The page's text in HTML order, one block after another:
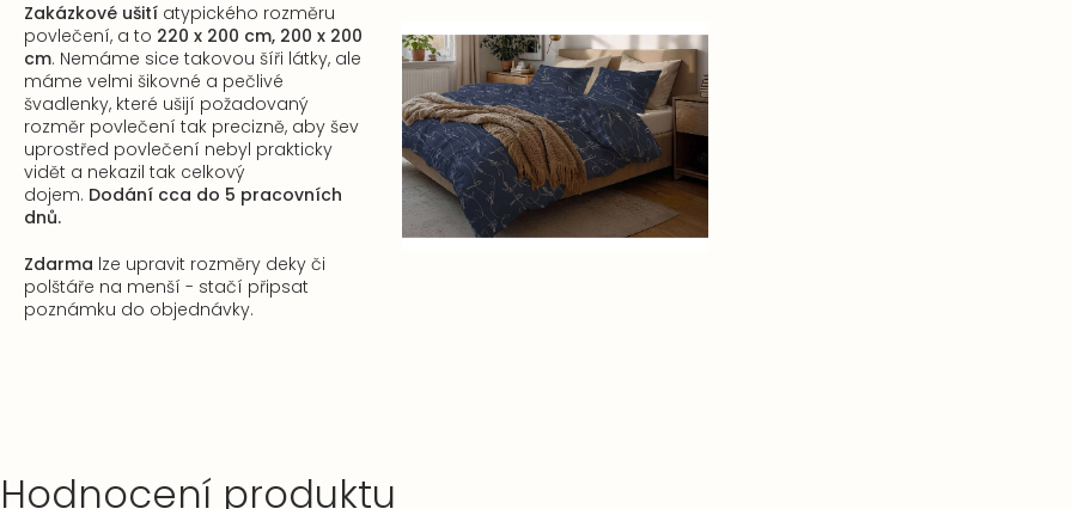
Zakázkové ušití atypického rozměru
povlečení, a to 220 x 200 cm, 200 x 200
cm. Nemáme sice takovou šíři látky, ale
máme velmi šikovné a pečlivé
švadlenky, které ušijí požadovaný
rozměr povlečení tak precizně, aby šev
uprostřed povlečení nebyl prakticky
vidět a nekazil tak celkový
dojem. Dodání cca do 5 pracovních
dnů.
Zdarma lze upravit rozměry deky či
polštáře na menší - stačí připsat
poznámku do objednávky.
Hodnocení produktu